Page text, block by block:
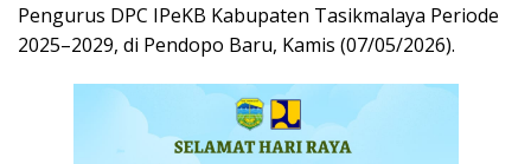
Pengurus DPC IPeKB Kabupaten Tasikmalaya Periode
2025–2029, di Pendopo Baru, Kamis (07/05/2026).